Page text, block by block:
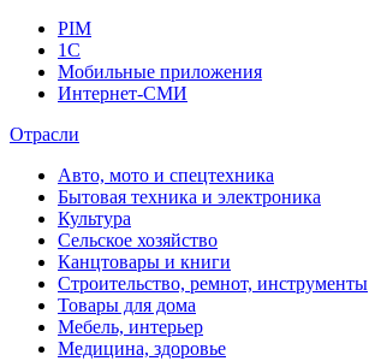
PIM
1C
Мобильные приложения
Интернет-СМИ
Отрасли
Авто, мото и спецтехника
Бытовая техника и электроника
Культура
Сельское хозяйство
Канцтовары и книги
Строительство, ремнот, инструменты
Товары для дома
Мебель, интерьер
Медицина, здоровье